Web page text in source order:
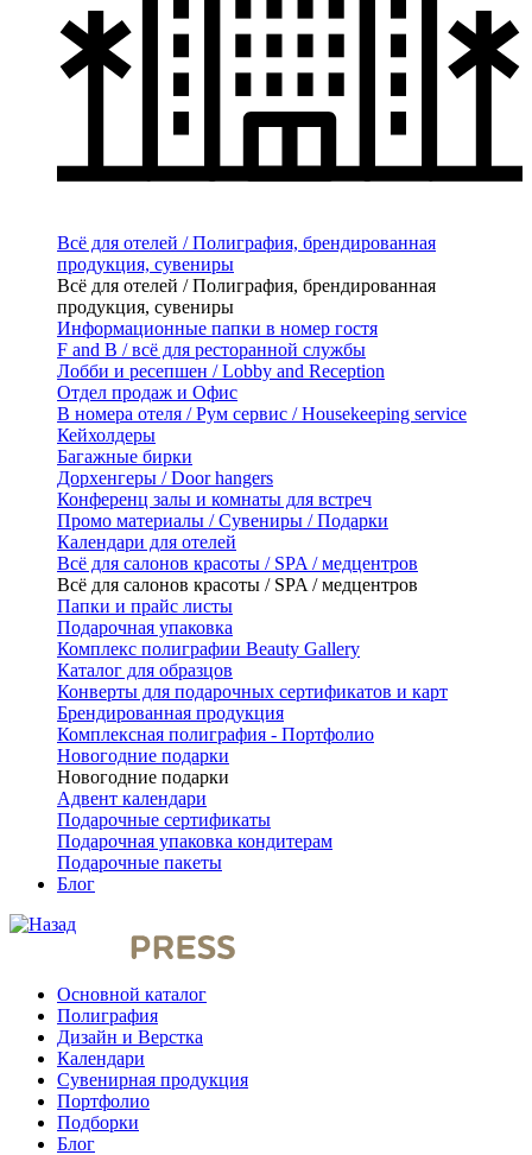
Всё для отелей / Полиграфия, брендированная
продукция, сувениры
Всё для отелей / Полиграфия, брендированная
продукция, сувениры
Информационные папки в номер гостя
F and B / всё для ресторанной службы
Лобби и ресепшен / Lobby and Reception
Отдел продаж и Офис
В номера отеля / Рум сервис / Housekeeping service
Кейхолдеры
Багажные бирки
Дорхенгеры / Door hangers
Конференц залы и комнаты для встреч
Промо материалы / Сувениры / Подарки
Календари для отелей
Всё для салонов красоты / SPA / медцентров
Всё для салонов красоты / SPA / медцентров
Папки и прайс листы
Подарочная упаковка
Комплекс полиграфии Beauty Gallery
Каталог для образцов
Конверты для подарочных сертификатов и карт
Брендированная продукция
Комплексная полиграфия - Портфолио
Новогодние подарки
Новогодние подарки
Адвент календари
Подарочные сертификаты
Подарочная упаковка кондитерам
Подарочные пакеты
Блог
Основной каталог
Полиграфия
Дизайн и Верстка
Календари
Сувенирная продукция
Портфолио
Подборки
Блог